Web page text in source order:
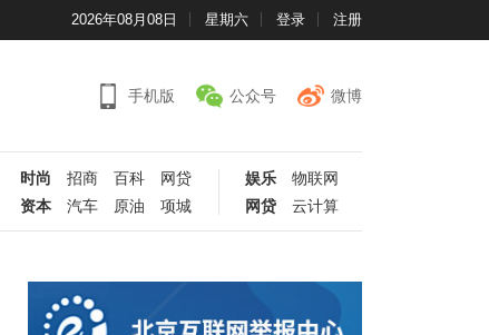
2026年08月08日 星期六 登录 注册
手机版 公众号 微博
时尚 招商 百科
网贷
资本
汽车 原油 项城
娱乐
物联网
网贷
云计算